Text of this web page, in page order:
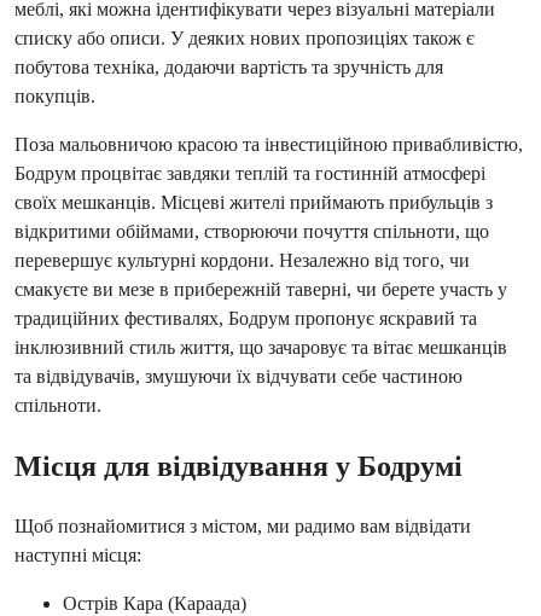
меблі, які можна ідентифікувати через візуальні матеріали
списку або описи. У деяких нових пропозиціях також є
побутова техніка, додаючи вартість та зручність для
покупців.
Поза мальовничою красою та інвестиційною привабливістю,
Бодрум процвітає завдяки теплій та гостинній атмосфері
своїх мешканців. Місцеві жителі приймають прибульців з
відкритими обіймами, створюючи почуття спільноти, що
перевершує культурні кордони. Незалежно від того, чи
смакуєте ви мезе в прибережній таверні, чи берете участь у
традиційних фестивалях, Бодрум пропонує яскравий та
інклюзивний стиль життя, що зачаровує та вітає мешканців
та відвідувачів, змушуючи їх відчувати себе частиною
спільноти.
Місця для відвідування у Бодрумі
Щоб познайомитися з містом, ми радимо вам відвідати
наступні місця:
Острів Кара (Караада)